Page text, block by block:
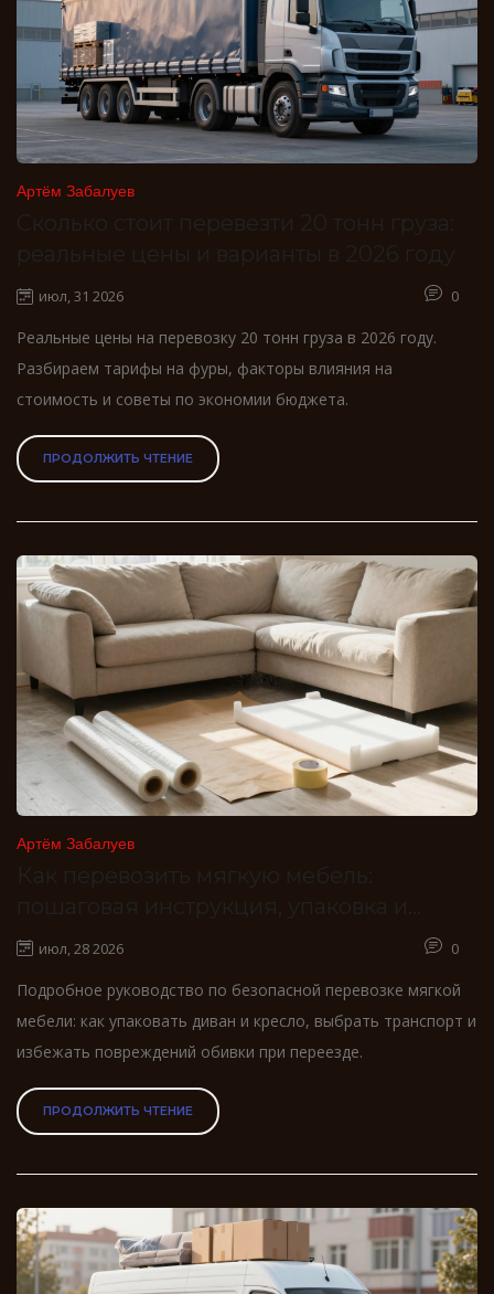
Артём Забалуев
Сколько стоит перевезти 20 тонн груза:
реальные цены и варианты в 2026 году
июл, 31 2026 0
Реальные цены на перевозку 20 тонн груза в 2026 году.
Разбираем тарифы на фуры, факторы влияния на
стоимость и советы по экономии бюджета.
ПРОДОЛЖИТЬ ЧТЕНИЕ
Артём Забалуев
Как перевозить мягкую мебель:
пошаговая инструкция, упаковка и
защита от повреждений
июл, 28 2026 0
Подробное руководство по безопасной перевозке мягкой
мебели: как упаковать диван и кресло, выбрать транспорт и
избежать повреждений обивки при переезде.
ПРОДОЛЖИТЬ ЧТЕНИЕ